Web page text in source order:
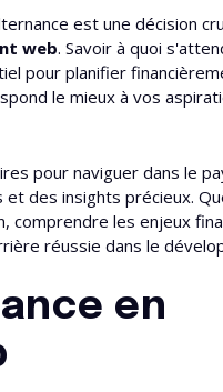
est une décision
web. Savoir à quoi
pour planifier
le mieux à vos
pour naviguer dans le
des insights précieux.
comprendre les enjeux
réussie dans le
en